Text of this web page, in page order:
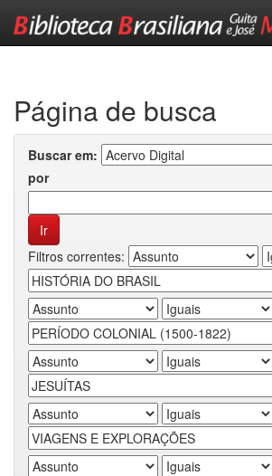
Página de busca
Buscar em:
por
Filtros correntes: